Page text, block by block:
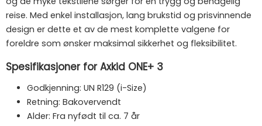
reise. Med enkel installasjon, lang brukstid og prisvinnende
design er dette et av de mest komplette valgene for
foreldre som ønsker maksimal sikkerhet og fleksibilitet.
Spesifikasjoner for Axkid ONE+ 3
Godkjenning: UN R129 (i-Size)
Retning: Bakovervendt
Alder: Fra nyfødt til ca. 7 år